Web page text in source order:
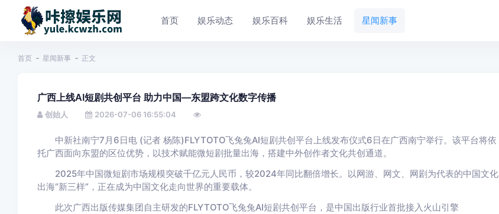
首页 娱乐动态 娱乐百科 娱乐生活 星闻新事
首页 星闻新事 正文
广西上线AI短剧共创平台 助力中国—东盟跨文化数字传播
创始人 2026-07-06 16:55:04
中新社南宁7月6日电 (记者 杨陈)FLYTOTO飞兔兔AI短剧共创平台上线发布仪式6日在广西南宁举行。该平台将依
托广西面向东盟的区位优势，以技术赋能微短剧批量出海，搭建中外创作者文化共创通道。
2025年中国微短剧市场规模突破千亿元人民币，较2024年同比翻倍增长。以网游、网文、网剧为代表的中国文化
出海“新三样”，正在成为中国文化走向世界的重要载体。
此次广西出版传媒集团自主研发的FLYTOTO飞兔兔AI短剧共创平台，是中国出版行业首批接入火山引擎